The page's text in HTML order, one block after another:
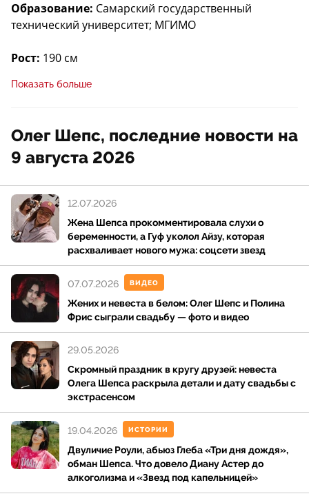
Образование: Самарский государственный
технический университет; МГИМО
Рост: 190 см
Детство и родители
Олег Шепс родился 29 апреля 1998 года в Самаре в
многодетной семье. Он является младшим из пяти
детей. Старший брат — Александр Шепс, победитель
14-го сезона «Битвы экстрасенсов», что во многом
определило интерес СМИ к семье. Мать, Людмила
Шепс, по ряду источников имеет медицинское
образование; в публичном поле она также известна
интересом к эзотерике. Отец не связан с медийной
деятельностью.
Детство Олег провел в Самаре. Он учился в школе
№ 82, которую также окончил его брат. В школьные
годы увлекался мистикой, психологией и
литературой, однако серьезных публичных
проявлений этих интересов тогда не было. По
воспоминаниям педагогов, отличался спокойным
характером и сдержанностью. После окончания
школы переехал в Москву.
Показать больше
Олег Шепс, последние новости на
9 августа 2026
Жена Шепса прокомментировала слухи о
беременности, а Гуф уколол Айзу, которая
расхваливает нового мужа: соцсети звезд
12.07.2026
ВИДЕО
Жених и невеста в белом: Олег Шепс и Полина
Фрис сыграли свадьбу — фото и видео
07.07.2026
Скромный праздник в кругу друзей: невеста
Олега Шепса раскрыла детали и дату свадьбы с
экстрасенсом
29.05.2026
ИСТОРИИ
Двуличие Роули, абьюз Глеба «Три дня дождя»,
обман Шепса. Что довело Диану Астер до
алкоголизма и «Звезд под капельницей»
19.04.2026